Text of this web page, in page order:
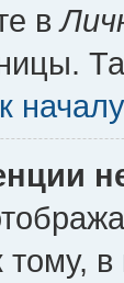
в
началу
тому,